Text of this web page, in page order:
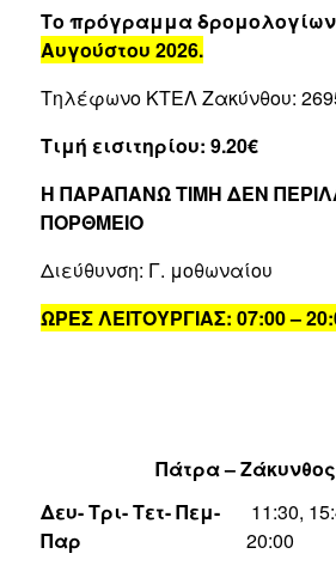
Το πρόγραμμα δρομολογίων
Αυγούστου 2026.
Τηλέφωνο ΚΤΕΛ Ζακύνθου:
Τιμή εισιτηρίου: 9.20€
Η ΠΑΡΑΠΑΝΩ ΤΙΜΗ ΔΕΝ
ΠΟΡΘΜΕΙΟ
Διεύθυνση: Γ. μοθωναίου
ΩΡΕΣ ΛΕΙΤΟΥΡΓΙΑΣ: 07:00 –
Πάτρα – Ζάκυνθος
Δευ- Τρι- Τετ- Πεμ-
Παρ
11:30,
20:00